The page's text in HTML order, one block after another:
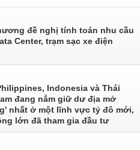
đề nghị tính toán nhu cầu
Center, trạm sạc xe điện
Indonesia và Thái
đang nắm giữ dư địa mở
nhất ở một lĩnh vực tỷ đô mới,
lớn đã tham gia đầu tư